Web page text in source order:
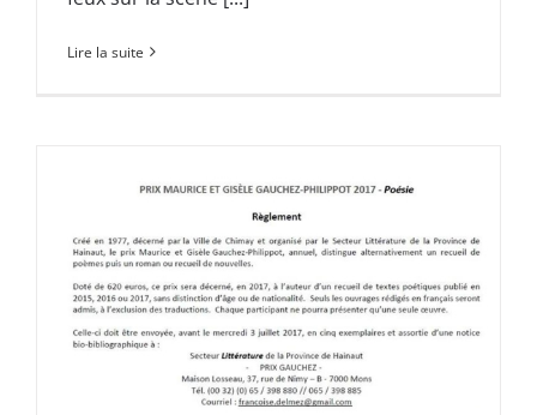
Lire la suite